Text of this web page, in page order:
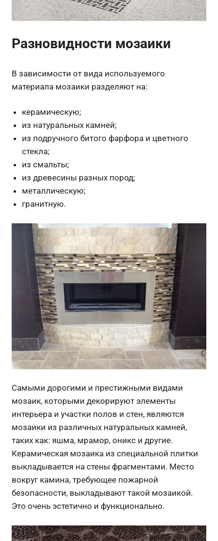
Разновидности мозаики
В зависимости от вида используемого
материала мозаики разделяют на:
керамическую;
из натуральных камней;
из подручного битого фарфора и цветного
стекла;
из смальты;
из древесины разных пород;
металлическую;
гранитную.
Самыми дорогими и престижными видами
мозаик, которыми декорируют элементы
интерьера и участки полов и стен, являются
мозаики из различных натуральных камней,
таких как: яшма, мрамор, оникс и другие.
Керамическая мозаика из специальной плитки
выкладывается на стены фрагментами. Место
вокруг камина, требующее пожарной
безопасности, выкладывают такой мозаикой.
Это очень эстетично и функционально.